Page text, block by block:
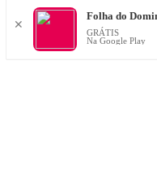
✕
Folha do
GRÁTIS
Na Google Play